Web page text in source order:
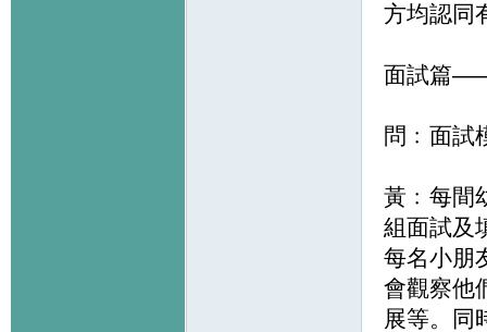
方均認同
面試篇
問﹕面試
黃﹕每間
組面試及
每名小朋
會觀察他
展等。同